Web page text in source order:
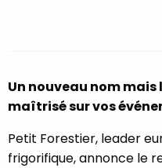
Un nouveau nom
maîtrisé sur vos
Petit Forestier, leader
frigorifique, annonce le